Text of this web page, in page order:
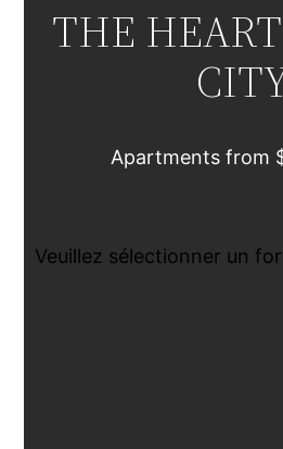
THE
Apartments from
Veuillez sélectionner un